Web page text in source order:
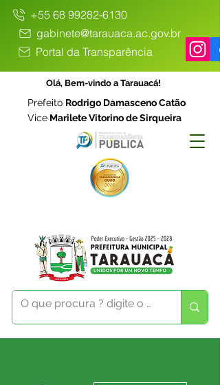
+55 68 99282-6130
gabinete@tarauaca.ac.gov.br
Portal da Transparência
Olá, Bem-vindo a Tarauacá!
Prefeito Rodrigo Damasceno Catão
Vice Marilete Vitorino de Sirqueira